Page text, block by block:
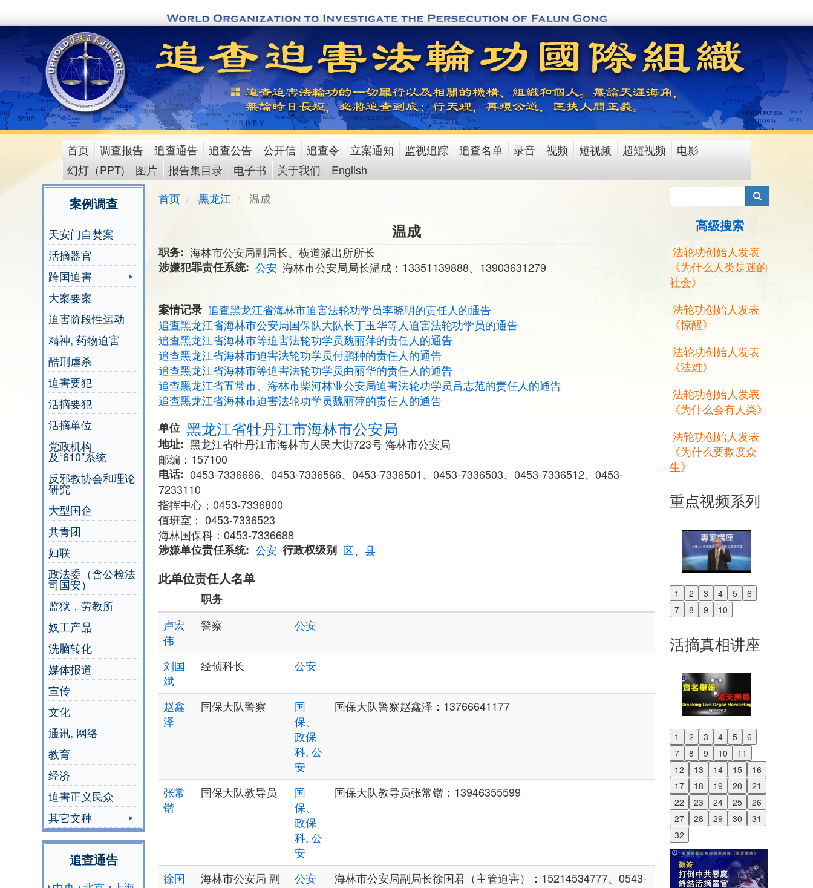
to
content
main
menu
首页 调查报告 追查通告 追查公告 公开信 追查令 立案通知 监视追踪 追查名单 录音 视频 短视频 超短视频
电影
幻灯（PPT)
图片 报告集目录 电子书 关于我们 English
案例调查
天安门自焚案
活摘器官
跨国迫害
大案要案
迫害阶段性运动
精神, 药物迫害
酷刑虐杀
迫害要犯
活摘要犯
活摘单位
党政机构
及“610”系统
反邪教协会和理论
研究
大型国企
共青团
妇联
政法委（含公检法
司国安）
监狱，劳教所
奴工产品
洗脑转化
媒体报道
宣传
文化
通讯, 网络
教育
经济
迫害正义民众
其它文种
追查通告
首页 黑龙江 温成
温成
职务
海林市公安局副局长、横道派出所所长
涉嫌犯罪责任系统
公安 海林市公安局局长温成：13351139888、13903631279
案情记录 追查黑龙江省海林市迫害法轮功学员李晓明的责任人的通告
追查黑龙江省海林市公安局国保队大队长丁玉华等人迫害法轮功学员的通告
追查黑龙江省海林市等迫害法轮功学员魏丽萍的责任人的通告
追查黑龙江省海林市迫害法轮功学员付鹏翀的责任人的通告
追查黑龙江省海林市等迫害法轮功学员曲丽华的责任人的通告
追查黑龙江省五常市、海林市柴河林业公安局迫害法轮功学员吕志范的责任人的通告
追查黑龙江省海林市迫害法轮功学员魏丽萍的责任人的通告
单位 黑龙江省牡丹江市海林市公安局
地址
黑龙江省牡丹江市海林市人民大街723号 海林市公安局
邮编：157100
电话
0453-7336666、0453-7336566、0453-7336501、0453-7336503、0453-7336512、0453-
7233110
指挥中心；0453-7336800
值班室： 0453-7336523
海林国保科：0453-7336688
涉嫌单位责任系统
公安 行政权级别 区、县
此单位责任人名单
职务
卢宏
伟
警察 公安
刘国
斌
经侦科长 公安
赵鑫
泽
国保大队警察
国
保、
政保
科, 公
安
国保大队警察赵鑫泽：13766641177
张常
锴
国保大队教导员
国
保、
政保
科, 公
安
国保大队教导员张常锴：13946355599
徐国
海林市公安局 副
公安
海林市公安局副局长徐国君（主管迫害）：15214534777、0543-
搜索
高级搜索
法轮功创始人发表
《为什么人类是迷的
社会》
法轮功创始人发表
《惊醒》
法轮功创始人发表
《法难》
法轮功创始人发表
《为什么会有人类》
法轮功创始人发表
《为什么要救度众
生》
重点视频系列
1 2 3 4 5
6
7
8 9 10
Previous
Next
活摘真相讲座
1 2 3 4 5
6
7
8 9 10
11
12
13 14 15
16
17
18 19 20
21
22
23 24 25
26
27
28 29 30
31
32
Previous
Next